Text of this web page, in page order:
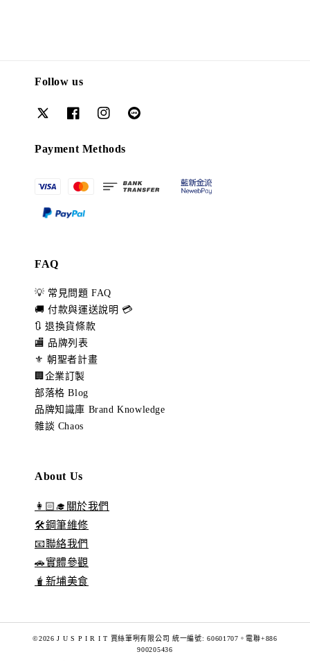
Follow us
Payment Methods
FAQ
💡 常見問題 FAQ
🚚 付款與運送說明 💳
🔃 退換貨條款
🏬 品牌列表
⚜️ 朝聖者計畫
🏢企業訂製
部落格 Blog
品牌知識庫 Brand Knowledge
雜談 Chaos
About Us
👩🏻‍🎓關於我們
🛠️鋼筆維修
📧聯絡我們
🚗實體參觀
🧋新埔美食
©2026 J U S P I R I T 賈絲筆咧有限公司 統一編號: 60601707。電聯+886
900205436